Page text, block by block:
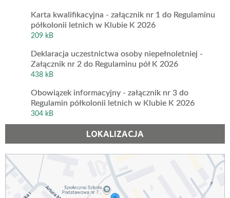
Karta kwalifikacyjna - załącznik nr 1 do Regulaminu
półkolonii letnich w Klubie K 2026
209 kB
Deklaracja uczestnictwa osoby niepełnoletniej -
Załącznik nr 2 do Regulaminu pół K 2026
438 kB
Obowiązek informacyjny - załącznik nr 3 do
Regulamin półkolonii letnich w Klubie K 2026
304 kB
LOKALIZACJA